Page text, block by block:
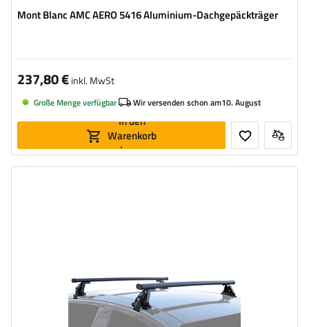
Mont Blanc AMC AERO 5416 Aluminium-Dachgepäckträger
237,80 €inkl. MwSt
Große Menge verfügbar Wir versenden schon am10. August
In den
Warenkorb
legen